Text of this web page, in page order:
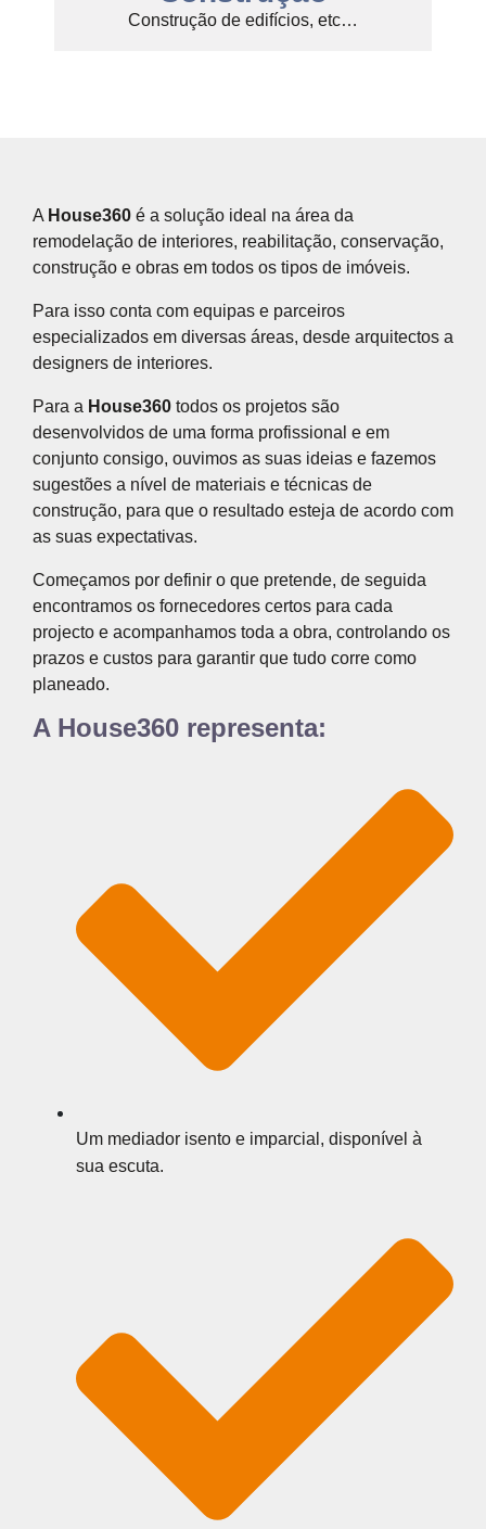
Construção de edifícios, etc…
A House360 é a solução ideal na área da
remodelação de interiores, reabilitação, conservação,
construção e obras em todos os tipos de imóveis.
Para isso conta com equipas e parceiros
especializados em diversas áreas, desde arquitectos a
designers de interiores.
Para a House360 todos os projetos são
desenvolvidos de uma forma profissional e em
conjunto consigo, ouvimos as suas ideias e fazemos
sugestões a nível de materiais e técnicas de
construção, para que o resultado esteja de acordo com
as suas expectativas.
Começamos por definir o que pretende, de seguida
encontramos os fornecedores certos para cada
projecto e acompanhamos toda a obra, controlando os
prazos e custos para garantir que tudo corre como
planeado.
A House360 representa:
Um mediador isento e imparcial, disponível à
sua escuta.